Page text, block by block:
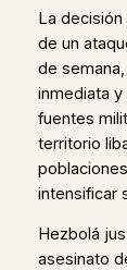
La
de un
de
inmediata
fuentes
territorio
intensificar
Hezbolá
asesinato